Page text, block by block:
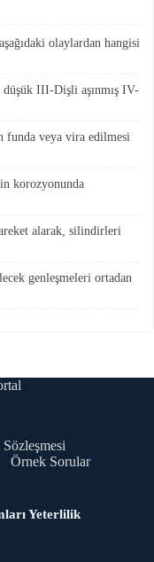
olaylardan hangisi
düşük III-Dişli aşınmış IV-
funda veya vira edilmesi
korozyonunda
alarak, silindirleri
genleşmeleri ortadan
Sözleşmesi
Örnek Sorular
Yeterlilik